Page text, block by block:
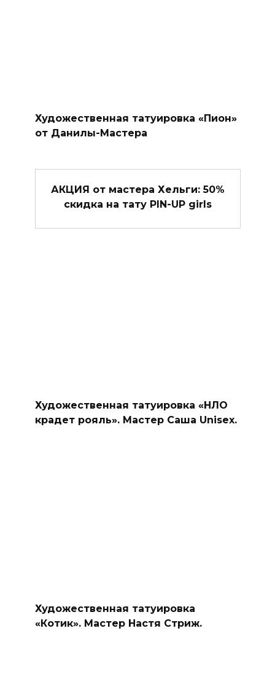
Художественная татуировка «Пион»
от Данилы-Мастера
АКЦИЯ от мастера Хельги: 50%
скидка на тату PIN-UP girls
Художественная татуировка «НЛО
крадет рояль». Мастер Саша Unisex.
Художественная татуировка
«Котик». Мастер Настя Стриж.